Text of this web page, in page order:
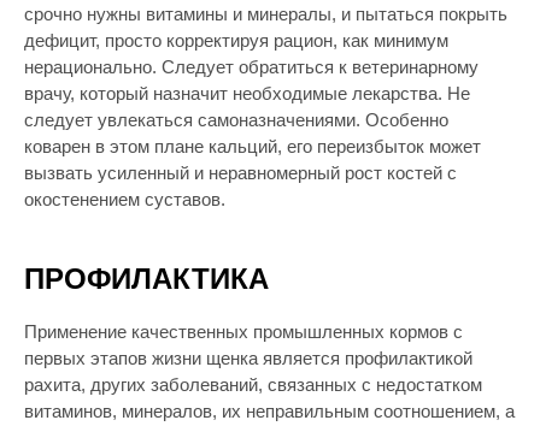
срочно нужны витамины и минералы, и пытаться покрыть
дефицит, просто корректируя рацион, как минимум
нерационально. Следует обратиться к ветеринарному
врачу, который назначит необходимые лекарства. Не
следует увлекаться самоназначениями. Особенно
коварен в этом плане кальций, его переизбыток может
вызвать усиленный и неравномерный рост костей с
окостенением суставов.
ПРОФИЛАКТИКА
Применение качественных промышленных кормов с
первых этапов жизни щенка является профилактикой
рахита, других заболеваний, связанных с недостатком
витаминов, минералов, их неправильным соотношением, а